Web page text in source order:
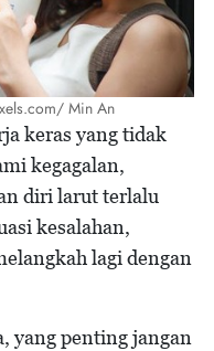
Min An
keras yang tidak
kegagalan,
diri larut terlalu
kesalahan,
lagi dengan
yang penting jangan